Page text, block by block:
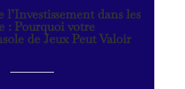
l’Investissement dans les
: Pourquoi votre
de Jeux Peut Valoir